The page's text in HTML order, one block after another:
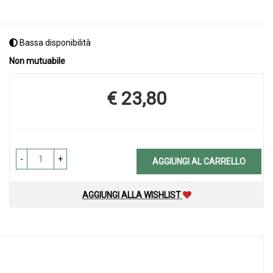
Bassa disponibilità
Non mutuabile
Prezzo
€ 23,80
- + AGGIUNGI AL CARRELLO
AGGIUNGI ALLA WISHLIST